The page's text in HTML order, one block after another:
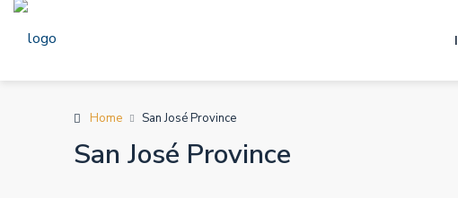
Home San José Province
San José Province